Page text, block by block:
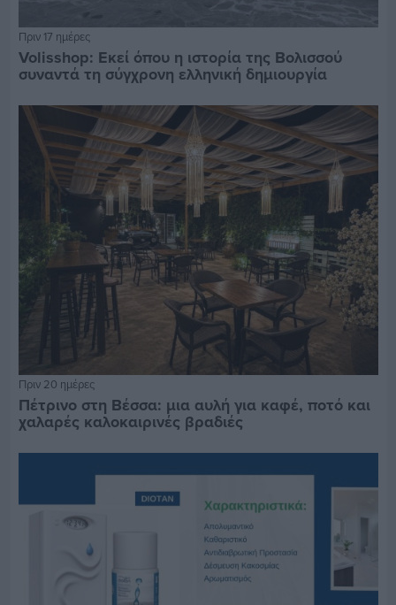
Πριν 17 ημέρες
Volisshop: Εκεί όπου η ιστορία της Βολισσού
συναντά τη σύγχρονη ελληνική δημιουργία
Πριν 20 ημέρες
Πέτρινο στη Βέσσα: μια αυλή για καφέ, ποτό και
χαλαρές καλοκαιρινές βραδιές